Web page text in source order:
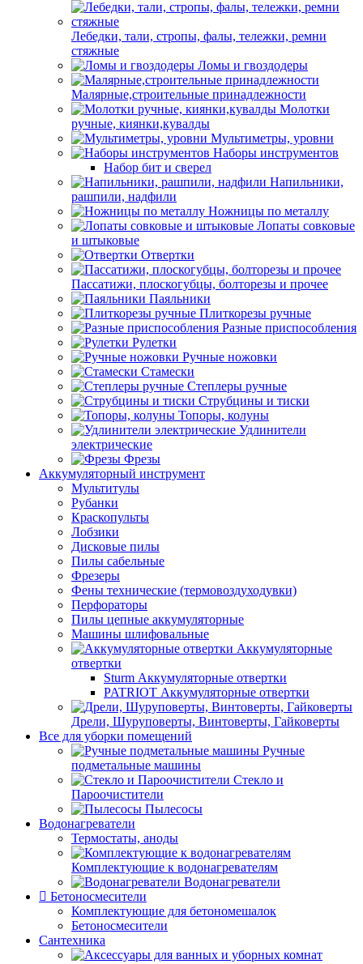
Лебедки, тали, стропы, фалы, тележки, ремни
стяжные
Ломы и гвоздодеры
Малярные,строительные принадлежности
Молотки
ручные, киянки,кувалды
Мультиметры, уровни
Наборы инструментов
Набор бит и сверел
Напильники,
рашпили, надфили
Ножницы по металлу
Лопаты совковые
и штыковые
Отвертки
Пассатижи, плоскогубцы, болторезы и прочее
Паяльники
Плиткорезы ручные
Разные приспособления
Рулетки
Ручные ножовки
Стамески
Степлеры ручные
Струбцины и тиски
Топоры, колуны
Удлинители
электрические
Фрезы
Аккумуляторный инструмент
Мультитулы
Рубанки
Краскопульты
Лобзики
Дисковые пилы
Пилы сабельные
Фрезеры
Фены технические (термовоздуходувки)
Перфораторы
Пилы цепные аккумуляторные
Машины шлифовальные
Аккумуляторные
отвертки
Sturm Аккумуляторные отвертки
PATRIOT Аккумуляторные отвертки
Дрели, Шуруповерты, Винтоверты, Гайковерты
Все для уборки помещений
Ручные
подметальные машины
Стекло и
Пароочистители
Пылесосы
Водонагреватели
Термостаты, аноды
Комплектующие к водонагревателям
Водонагреватели
Бетоносмесители
Комплектующие для бетономешалок
Бетоносмесители
Сантехника